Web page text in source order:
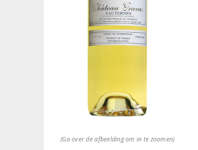
(Ga over de afbeelding om in te zoomen)